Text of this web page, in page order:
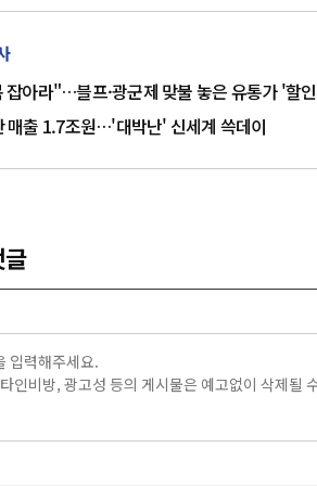
잡아라"…블프·광군제 맞불 놓은 유통가 '할
매출 1.7조원…'대박난' 신세계 쓱데이